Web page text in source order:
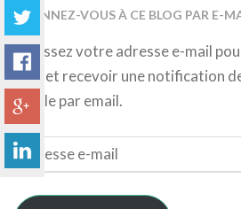
ABONNEZ-VOUS À CE BLOG PAR E-
Saisissez votre adresse e-mail
blog et recevoir une notification
article par email.
Adresse
e-
mail